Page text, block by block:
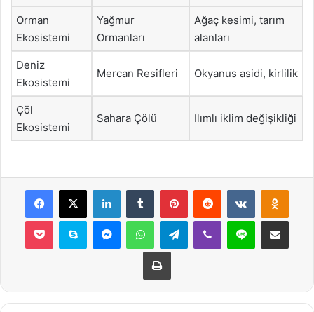
Orman
Ekosistemi
Yağmur
Ormanları
Ağaç kesimi, tarım
alanları
Deniz
Ekosistemi
Mercan Resifleri Okyanus asidi, kirlilik
Çöl
Ekosistemi
Sahara Çölü Ilımlı iklim değişikliği
Facebook
X LinkedInTumblr PinterestReddit VKontakte
Pocket Skype MessengerWhatsAppTelegramViber Line E-Posta ile
Yazdır